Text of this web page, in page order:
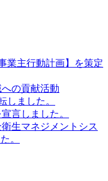
業主行動計画】を策定
の貢献活動
しました。
言しました。
衛生マネジメントシス
。